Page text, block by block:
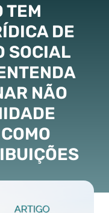
TEM
DE
SOCIAL
NÃO